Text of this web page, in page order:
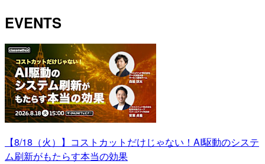
EVENTS
【8/18（火）】コストカットだけじゃない！AI駆動のシステ
ム刷新がもたらす本当の効果